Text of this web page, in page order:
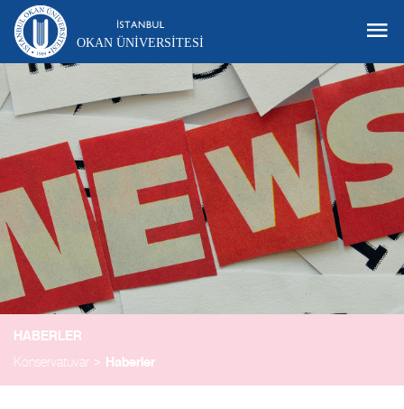
OKAN ÜNIVERSITESI
HABERLER
Konservatuvar Haberler